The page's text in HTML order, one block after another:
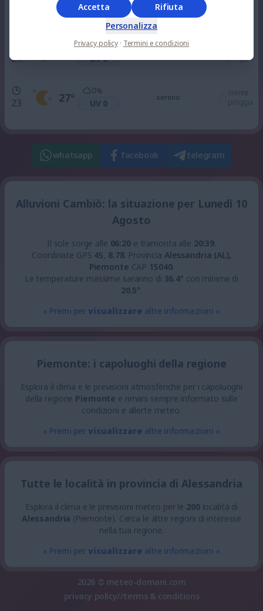
UV 3
nuvoloso
21
0%
UV 0
pioggia
23 27°
0%
UV 0
sereno
niente
pioggia
whatsapp facebook telegram
Alluvioni Cambiò: la situazione per Lunedì 10
Agosto
Il sole sorge alle 06:20e tramonta alle 20:39.
Coordinate GPS 45, 8.78. Provincia Alessandria (AL),
Piemonte CAP 15040.
Le temperature massime saranno di 36.4° con minime di
20.5°.
» Premi pervisualizzare altre informazioni «
Piemonte: i capoluoghi della regione
Esplora il clima e le previsioni atmosferiche per i capoluoghi
della regione Piemonte e rimani sempre informato sulle
condizioni e allerte meteo.
» Premi pervisualizzare altre informazioni «
Tutte le località in provincia di Alessandria
Esplora il clima e le previsioni meteo per le 200località di
Alessandria (Piemonte). Cerca le altre regioni di interesse
nella tua regione.
» Premi pervisualizzare altre informazioni «
2026 © meteo-domani.com
privacy policy//terms & conditions
Accetta
Rifiuta
Personalizza
Privacy policy · Termini e condizioni